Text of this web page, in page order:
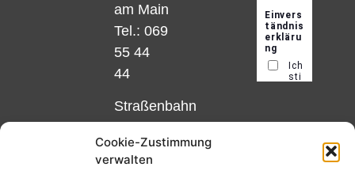
Cookie-Zustimmung
verwalten
am Main
Tel.: 069
55 44
44
Straßenbahn
Linie 18
und 12,
Haltestelle